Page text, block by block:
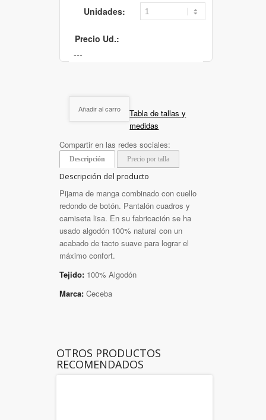
Unidades:
Precio Ud.:
Añadir al carro
Tabla de tallas y
medidas
Compartir en las redes sociales:
Descripción Precio por talla
Descripción del producto
Pijama de manga combinado con cuello
redondo de botón. Pantalón cuadros y
camiseta lisa. En su fabricación se ha
usado algodón 100% natural con un
acabado de tacto suave para lograr el
máximo confort.
Tejido: 100% Algodón
Marca: Ceceba
OTROS PRODUCTOS
RECOMENDADOS